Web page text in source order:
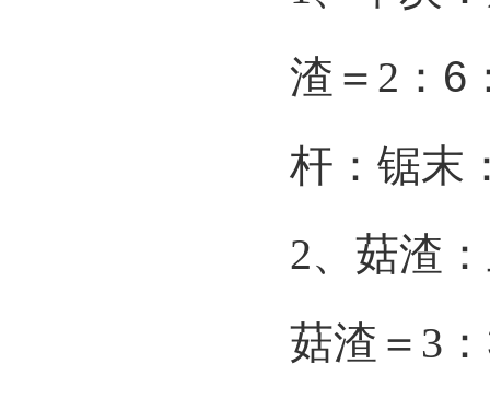
渣＝ 2 ： 6
杆：锯末
2、 菇渣
菇渣＝ 3 ：